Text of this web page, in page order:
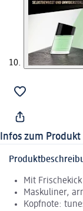
Infos zum Produkt
Mit
Maskuliner,
Kopfnote: